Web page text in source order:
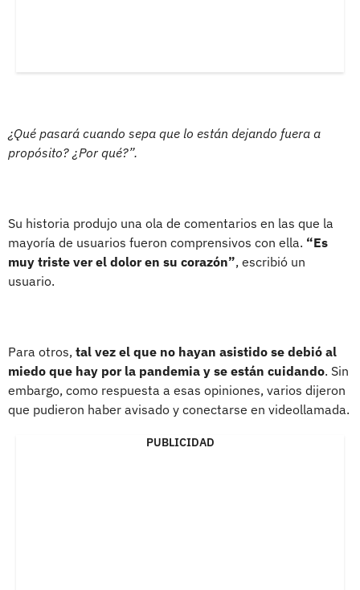
¿Qué pasará cuando sepa que lo están dejando fuera a
propósito? ¿Por qué?”.
Su historia produjo una ola de comentarios en las que la
mayoría de usuarios fueron comprensivos con ella. “Es
muy triste ver el dolor en su corazón”, escribió un
usuario.
Para otros, tal vez el que no hayan asistido se debió al
miedo que hay por la pandemia y se están cuidando. Sin
embargo, como respuesta a esas opiniones, varios dijeron
que pudieron haber avisado y conectarse en videollamada.
PUBLICIDAD